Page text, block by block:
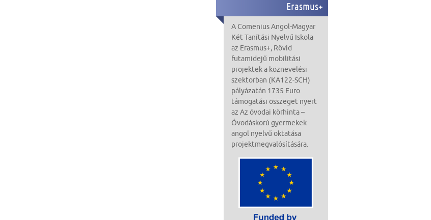
Erasmus+
A Comenius Angol-Magyar
Két Tanítási Nyelvű Iskola
az Erasmus+, Rövid
futamidejű mobilitási
projektek a köznevelési
szektorban (KA122-SCH)
pályázatán 1735 Euro
támogatási összeget nyert
az Az óvodai körhinta –
Óvodáskorú gyermekek
angol nyelvű oktatása
projektmegvalósítására